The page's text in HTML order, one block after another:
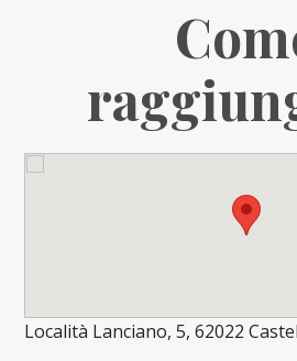
Località Lanciano, 5, 62022